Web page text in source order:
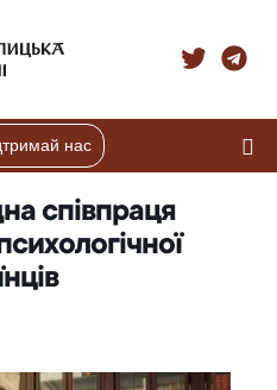
нас
співпраця